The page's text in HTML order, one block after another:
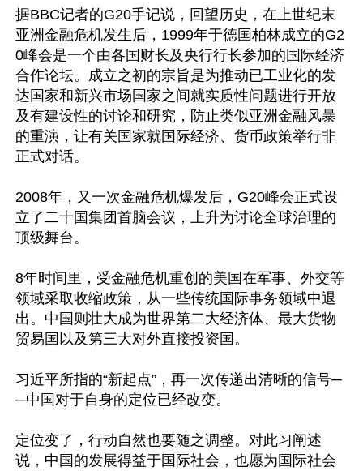
据BBC记者的G20手记说，回望历史，在上世纪末
亚洲金融危机发生后，1999年于德国柏林成立的G2
0峰会是一个由各国财长及央行行长参加的国际经济
合作论坛。成立之初的宗旨是为推动已工业化的发
达国家和新兴市场国家之间就实质性问题进行开放
及有建设性的讨论和研究，防止类似亚洲金融风暴
的重演，让有关国家就国际经济、货币政策举行非
正式对话。
2008年，又一次金融危机爆发后，G20峰会正式设
立了二十国集团首脑会议，上升为讨论全球治理的
顶级舞台。
8年时间里，受金融危机重创的美国在军事、外交等
领域采取收缩政策，从一些传统国际事务领域中退
出。中国则壮大成为世界第二大经济体、最大货物
贸易国以及第三大对外直接投资国。
习近平所指的“新起点”，再一次传递出清晰的信号─
─中国对于自身的定位已经改变。
定位变了，行动自然也要随之调整。对此习阐述
说，中国的发展得益于国际社会，也愿为国际社会